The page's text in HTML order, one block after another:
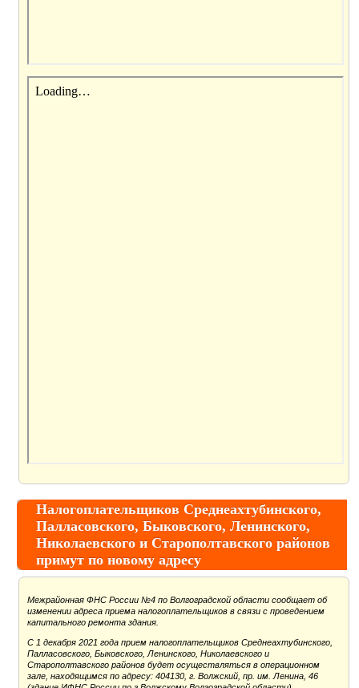
Налогоплательщиков Среднеахтубинского,
Палласовского, Быковского, Ленинского,
Николаевского и Старополтавского районов
примут по новому адресу
Межрайонная ФНС России №4 по Волгоградской области сообщает об
изменении адреса приема налогоплательщиков в связи с проведением
капитального ремонта здания.
С 1 декабря 2021 года прием налогоплательщиков Среднеахтубинского,
Палласовского, Быковского, Ленинского, Николаевского и
Старополтавского районов будет осуществляться в операционном
зале, находящимся по адресу: 404130, г. Волжский, пр. им. Ленина, 46